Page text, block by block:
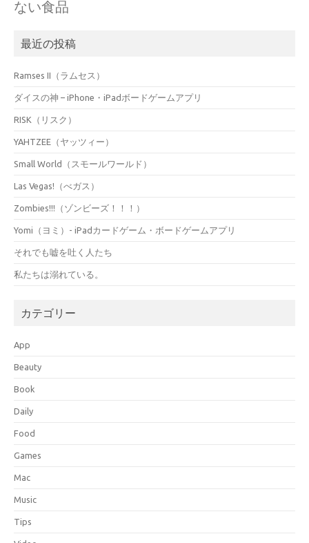
ない食品
最近の投稿
Ramses II（ラムセス）
ダイスの神 – iPhone・iPadボードゲームアプリ
RISK（リスク）
YAHTZEE（ヤッツィー）
Small World（スモールワールド）
Las Vegas!（べガス）
Zombies!!!（ゾンビーズ！！！）
Yomi（ヨミ）- iPadカードゲーム・ボードゲームアプリ
それでも嘘を吐く人たち
私たちは溺れている。
カテゴリー
App
Beauty
Book
Daily
Food
Games
Mac
Music
Tips